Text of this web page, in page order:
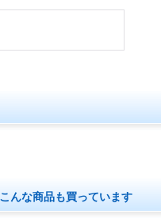
んな商品も買っています